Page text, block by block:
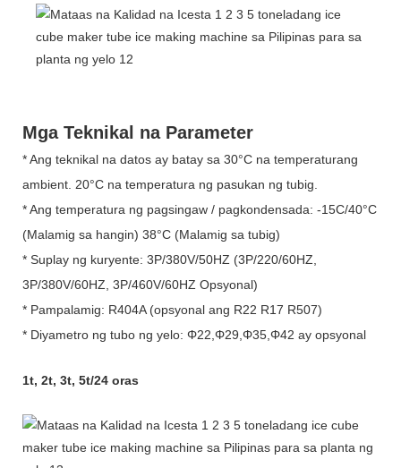
Mga Teknikal na Parameter
* Ang teknikal na datos ay batay sa 30°C na temperaturang
ambient. 20°C na temperatura ng pasukan ng tubig.
* Ang temperatura ng pagsingaw / pagkondensada: -15C/40°C
(Malamig sa hangin) 38°C (Malamig sa tubig)
* Suplay ng kuryente: 3P/380V/50HZ (3P/220/60HZ,
3P/380V/60HZ, 3P/460V/60HZ Opsyonal)
* Pampalamig: R404A (opsyonal ang R22 R17 R507)
* Diyametro ng tubo ng yelo: Φ22,Φ29,Φ35,Φ42 ay opsyonal
1t, 2t, 3t, 5t/24 oras